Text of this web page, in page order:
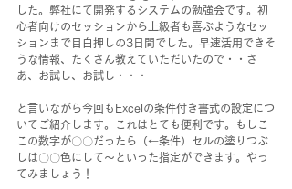
した。弊社にて開発するシステムの勉強会です。初
心者向けのセッションから上級者も喜ぶようなセッ
ションまで目白押しの3日間でした。早速活用できそ
うな情報、たくさん教えていただいたので・・さ
あ、お試し、お試し・・・
と言いながら今回もExcelの条件付き書式の設定につ
いてご紹介します。これはとても便利です。もしこ
この数字が〇〇だったら（←条件）セルの塗りつぶ
しは〇〇色にして～といった指定ができます。やっ
てみましょう！